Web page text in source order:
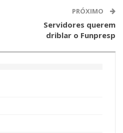
PRÓXIMO
Servidores querem
driblar o Funpresp